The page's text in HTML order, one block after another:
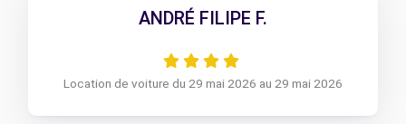
ANDRÉ FILIPE F.
Location de voiture du 29 mai 2026 au 29 mai 2026